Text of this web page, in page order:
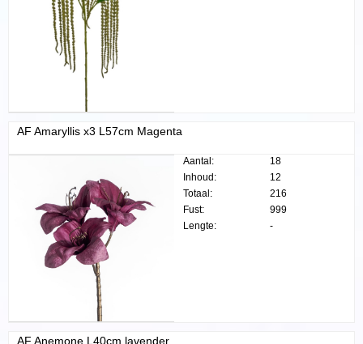
AF Amaryllis x3 L57cm Magenta
Aantal:
18
Inhoud:
12
Totaal:
216
Fust:
999
Lengte:
-
AF Anemone L40cm lavender